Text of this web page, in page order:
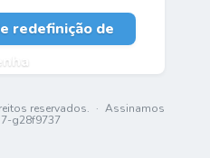
redefinição de
reservados. · Assinamos
g28f9737